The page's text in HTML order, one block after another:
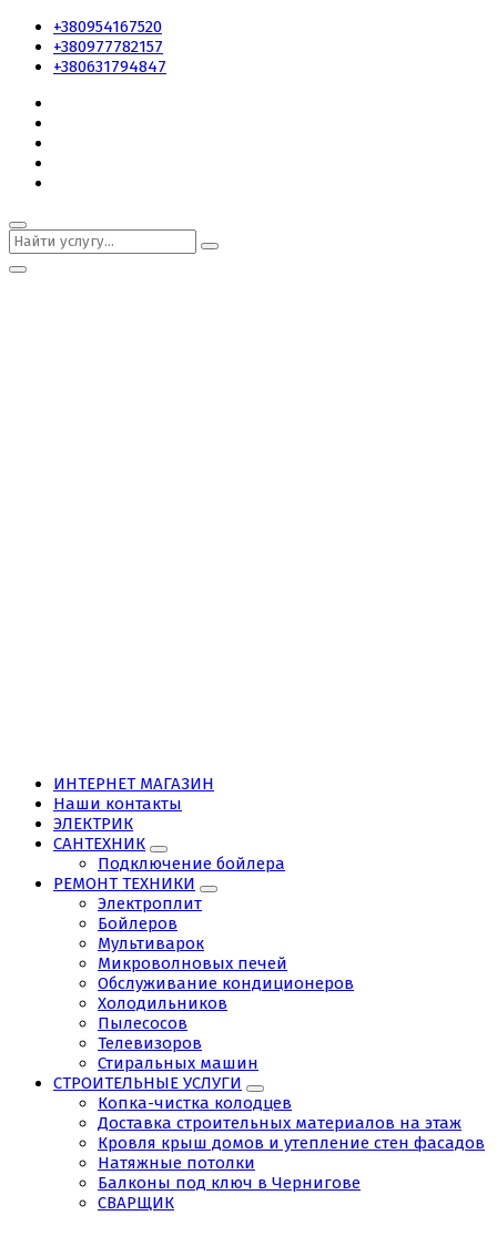
+380954167520
+380977782157
+380631794847
ИНТЕРНЕТ МАГАЗИН
Наши контакты
ЭЛЕКТРИК
САНТЕХНИК
Подключение бойлера
РЕМОНТ ТЕХНИКИ
Электроплит
Бойлеров
Мультиварок
Микроволновых печей
Обслуживание кондиционеров
Холодильников
Пылесосов
Телевизоров
Стиральных машин
СТРОИТЕЛЬНЫЕ УСЛУГИ
Копка-чистка колодцев
Доставка строительных материалов на этаж
Кровля крыш домов и утепление стен фасадов
Натяжные потолки
Балконы под ключ в Чернигове
СВАРЩИК